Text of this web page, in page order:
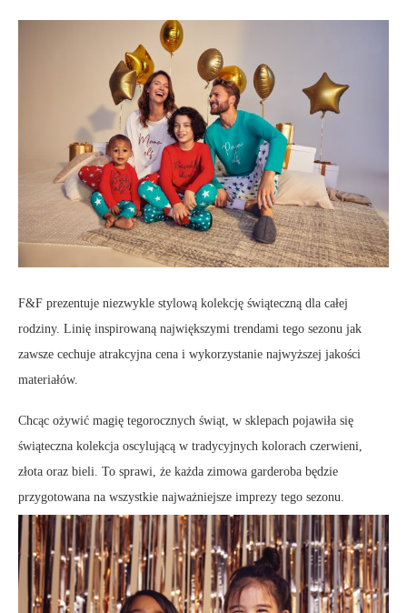
F&F prezentuje niezwykle stylową kolekcję świąteczną dla całej
rodziny. Linię inspirowaną największymi trendami tego sezonu jak
zawsze cechuje atrakcyjna cena i wykorzystanie najwyższej jakości
materiałów.
Chcąc ożywić magię tegorocznych świąt, w sklepach pojawiła się
świąteczna kolekcja oscylującą w tradycyjnych kolorach czerwieni,
złota oraz bieli. To sprawi, że każda zimowa garderoba będzie
przygotowana na wszystkie najważniejsze imprezy tego sezonu.